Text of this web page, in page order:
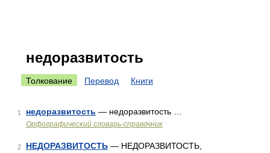
недоразвитость
Толкование Перевод Книги
1 недоразвитость — недоразвитость …
Орфографический словарь-справочник
2 НЕДОРАЗВИТОСТЬ — НЕДОРАЗВИТОСТЬ,